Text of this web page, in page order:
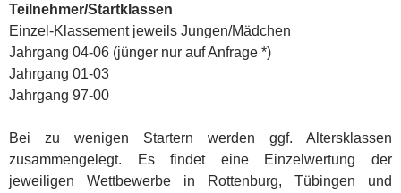
Teilnehmer/Startklassen
Einzel-Klassement jeweils Jungen/Mädchen
Jahrgang 04-06 (jünger nur auf Anfrage *)
Jahrgang 01-03
Jahrgang 97-00
Bei zu wenigen Startern werden ggf. Altersklassen
zusammengelegt. Es findet eine Einzelwertung der
jeweiligen Wettbewerbe in Rottenburg, Tübingen und